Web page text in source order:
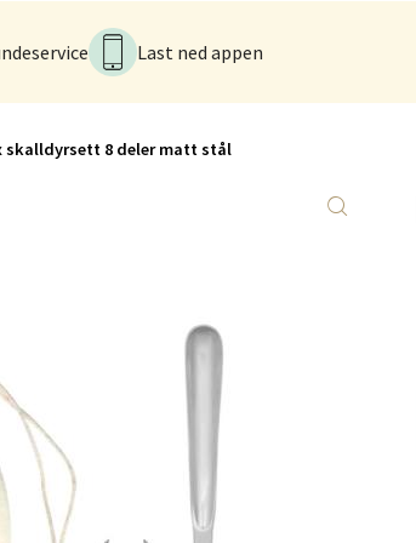
Last ned appen
skalldyrsett 8 deler matt stål
12, 9015 Tromsø
- Thon Senter Oasen
16, 5542 Karmsund
10-20